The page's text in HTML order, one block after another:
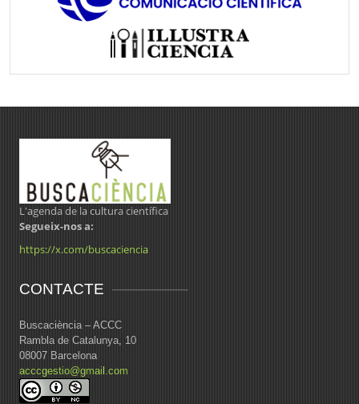
L'agenda de la cultura científica
Segueix-nos a:
https://x.com/buscaciencia
CONTACTE
Buscaciència – ACCC
Rambla de Catalunya, 10
08007 Barcelona
acccgestio@gmail.com